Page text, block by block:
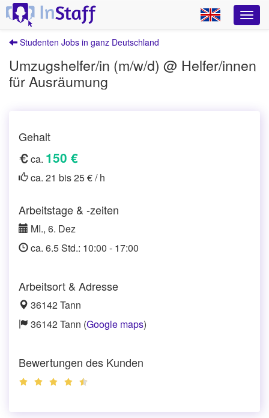
Studenten Jobs in ganz Deutschland
Umzugshelfer/in (m/w/d) @ Helfer/innen
für Ausräumung
Gehalt
ca. 150 €
ca. 21 bis 25 € / h
Arbeitstage & -zeiten
MI., 6. Dez
ca. 6.5 Std.: 10:00 - 17:00
Arbeitsort & Adresse
36142 Tann
36142 Tann (Google maps)
Bewertungen des Kunden